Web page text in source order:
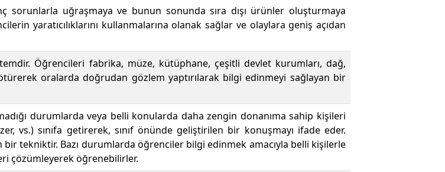
sorunlarla uğraşmaya ve bunun sonunda sıra dışı ürünler oluşturmaya
yaratıcılıklarını kullanmalarına olanak sağlar ve olaylara geniş açıdan
Öğrencileri fabrika, müze, kütüphane, çeşitli devlet kurumları, dağ,
oralarda doğrudan gözlem yaptırılarak bilgi edinmeyi sağlayan bir
durumlarda veya belli konularda daha zengin donanıma sahip kişileri
vs.) sınıfa getirerek, sınıf önünde geliştirilen bir konuşmayı ifade eder.
tekniktir. Bazı durumlarda öğrenciler bilgi edinmek amacıyla belli kişilerle
çözümleyerek öğrenebilirler.